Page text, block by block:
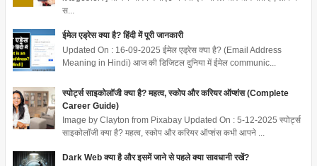
स...
ईमेल एड्रेस क्या है? हिंदी में पूरी जानकारी
Updated On : 16-09-2025 ईमेल एड्रेस क्या है? (Email Address
Meaning in Hindi) आज की डिजिटल दुनिया में ईमेल communic...
स्पोर्ट्स साइकोलॉजी क्या है? महत्व, स्कोप और करियर ऑप्शंस (Complete
Career Guide)
Image by Clayton from Pixabay Updated On : 5-12-2025 स्पोर्ट्स
साइकोलॉजी क्या है? महत्व, स्कोप और करियर ऑप्शंस कभी आपने ...
Dark Web क्या है और इसमें जाने से पहले क्या सावधानी रखें?